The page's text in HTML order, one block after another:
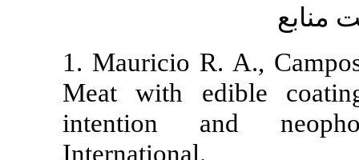
1. Mauricio
Meat with
intention